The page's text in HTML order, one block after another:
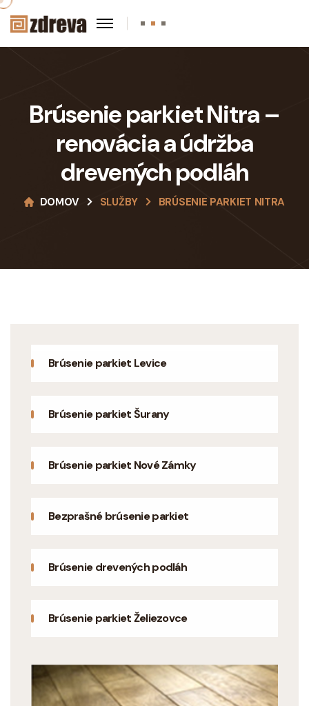
Brúsenie parkiet Nitra –
renovácia a údržba
drevených podláh
DOMOV SLUŽBY BRÚSENIE PARKIET NITRA
Brúsenie parkiet Levice
Brúsenie parkiet Šurany
Brúsenie parkiet Nové Zámky
Bezprašné brúsenie parkiet
Brúsenie drevených podláh
Brúsenie parkiet Želiezovce